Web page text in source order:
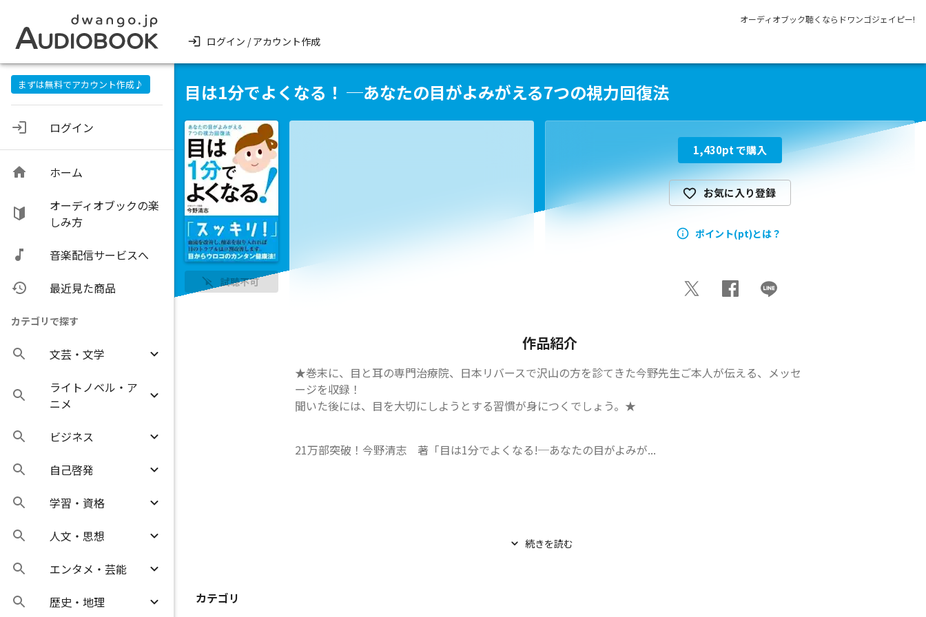
オーディオブック聴くならドワンゴジェイピー!
ログイン / アカウント作成
まずは無料でアカウント作成♪
ログイン
ホーム
オーディオブックの楽
しみ方
音楽配信サービスへ
最近見た商品
カテゴリで探す
文芸・文学
ライトノベル・ア
ニメ
ビジネス
自己啓発
学習・資格
人文・思想
エンタメ・芸能
歴史・地理
目は1分でよくなる！ ─あなたの目がよみがえる7つの視力回復法
試聴不可
1,430pt で購入
お気に入り登録
ポイント(pt)とは？
作品紹介
★巻末に、目と耳の専門治療院、日本リバースで沢山の方を診てきた今野先生ご本人が伝える、メッセ
ージを収録！
聞いた後には、目を大切にしようとする習慣が身につくでしょう。★
21万部突破！今野清志　著「目は1分でよくなる!─あなたの目がよみが...
続きを読む
カテゴリ